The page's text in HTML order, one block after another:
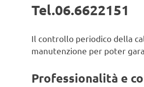
Tel.06.6622151
Il controllo periodico della
manutenzione per poter
Professionalità e